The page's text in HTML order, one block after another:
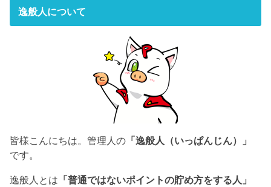
逸般人について
皆様こんにちは。管理人の 「逸般人（いっぱんじん）」
です。
逸般人とは 「普通ではないポイントの貯め方をする人」